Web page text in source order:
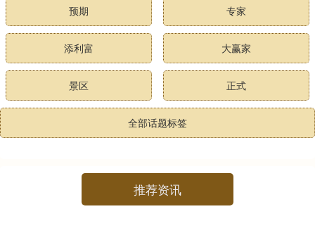
预期 专家
添利富 大赢家
景区 正式
全部话题标签
推荐资讯